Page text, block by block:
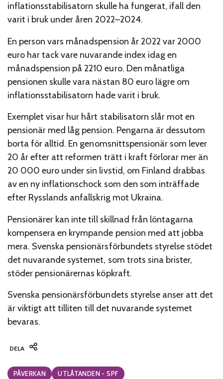
inflationsstabilisatorn skulle ha fungerat, ifall den
varit i bruk under åren 2022–2024.
En person vars månadspension år 2022 var 2000
euro har tack vare nuvarande index idag en
månadspension på 2210 euro. Den månatliga
pensionen skulle vara nästan 80 euro lägre om
inflationsstabilisatorn hade varit i bruk.
Exemplet visar hur hårt stabilisatorn slår mot en
pensionär med låg pension. Pengarna är dessutom
borta för alltid. En genomsnittspensionär som lever
20 år efter att reformen trätt i kraft förlorar mer än
20 000 euro under sin livstid, om Finland drabbas
av en ny inflationschock som den som inträffade
efter Rysslands anfallskrig mot Ukraina.
Pensionärer kan inte till skillnad från löntagarna
kompensera en krympande pension med att jobba
mera. Svenska pensionärsförbundets styrelse stödet
det nuvarande systemet, som trots sina brister,
stöder pensionärernas köpkraft.
Svenska pensionärsförbundets styrelse anser att det
är viktigt att tilliten till det nuvarande systemet
bevaras.
DELA
Categories:
PÅVERKAN UTLÅTANDEN - SPF